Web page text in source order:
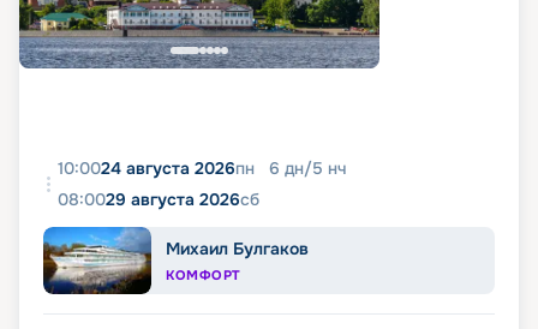
10:0024 августа 2026пн 6 дн/5 нч
08:0029 августа 2026сб
Михаил Булгаков
КОМФОРТ